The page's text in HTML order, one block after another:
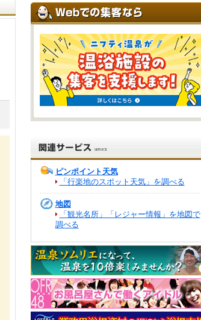
ピンポイント天気
「行楽地のスポット天気」を調べる
地図
「観光名所」「レジャー情報」を地図で
調べる